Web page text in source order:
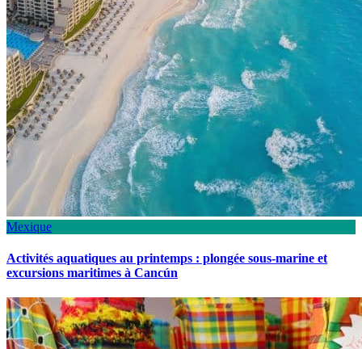
Mexique
Activités aquatiques au printemps : plongée sous-marine et
excursions maritimes à Cancún